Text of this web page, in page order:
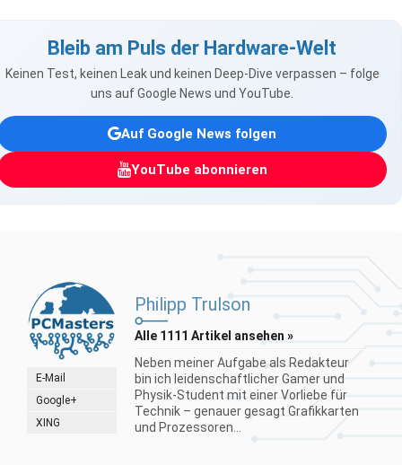
Bleib am Puls der Hardware-Welt
Keinen Test, keinen Leak und keinen Deep-Dive verpassen – folge
uns auf Google News und YouTube.
Auf Google News folgen
YouTube abonnieren
E-Mail
Google+
XING
Philipp Trulson
Alle 1111 Artikel ansehen »
Neben meiner Aufgabe als Redakteur
bin ich leidenschaftlicher Gamer und
Physik-Student mit einer Vorliebe für
Technik – genauer gesagt Grafikkarten
und Prozessoren...